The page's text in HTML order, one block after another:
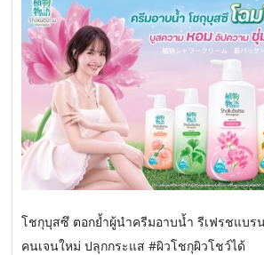
โชกุบุสซึ ตอกย้ำผู้นำครีมอาบน้ำ รีเฟรชแบร
คนเจนใหม่ ปลุกกระแส #ผิวโชกุผิวโชว์ได้